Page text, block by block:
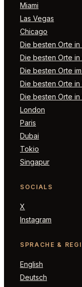
Miami
Las Vegas
Chicago
Die besten Orte in
Die besten Orte in
Die besten Orte
Die besten Orte in
Die besten Orte in
London
Paris
Dubai
Tokio
Singapur
SOCIALS
X
Instagram
SPRACHE &
English
Deutsch